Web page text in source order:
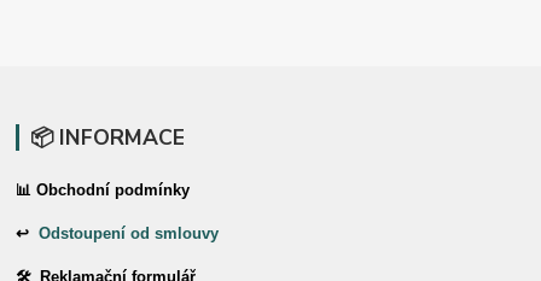
📦 INFORMACE
📊 Obchodní podmínky
↩Odstoupení od smlouvy
🛠 Reklamační formulář